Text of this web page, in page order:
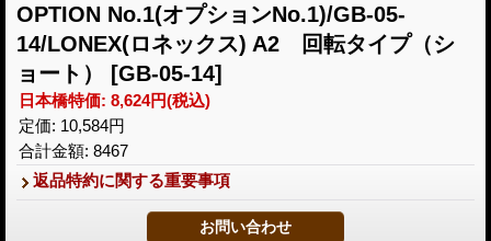
OPTION No.1(オプションNo.1)/GB-05-
14/LONEX(ロネックス) A2 回転タイプ（シ
ョート） [GB-05-14]
日本橋特価: 8,624円(税込)
定価: 10,584円
合計金額: 8467
返品特約に関する重要事項